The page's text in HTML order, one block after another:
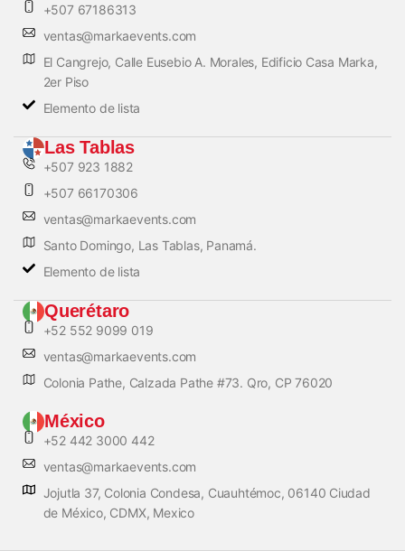
+507 67186313
ventas@markaevents.com
El Cangrejo, Calle Eusebio A. Morales, Edificio Casa Marka,
2er Piso
Elemento de lista
Las Tablas
+507 923 1882
+507 66170306
ventas@markaevents.com
Santo Domingo, Las Tablas, Panamá.
Elemento de lista
Querétaro
+52 552 9099 019
ventas@markaevents.com
Colonia Pathe, Calzada Pathe #73. Qro, CP 76020
México
+52 442 3000 442
ventas@markaevents.com
Jojutla 37, Colonia Condesa, Cuauhtémoc, 06140 Ciudad
de México, CDMX, Mexico